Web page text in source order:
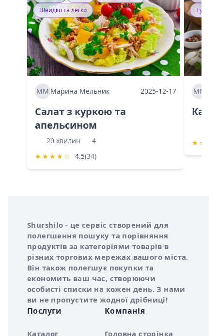
Швидко та легко
ММ Марина Мельник 2025-12-17
Салат з куркою та
апельсином
20 хвилин
4
★ ★ ★ ★ ☆ 4.5(34)
ММ
★ ★
Про сервіс Shurshilo
Shurshilo - це сервіс створений для
полегшення пошуку та порівняння
продуктів за категоріями товарів в
різних торгових мережах вашого міста.
Він також полегшує покупки та
економить ваш час, створюючи
особисті списки на кожен день. З нами
ви не пропустите жодної дрібниці!
Послуги
Каталог
Компанія
Головна сторінка